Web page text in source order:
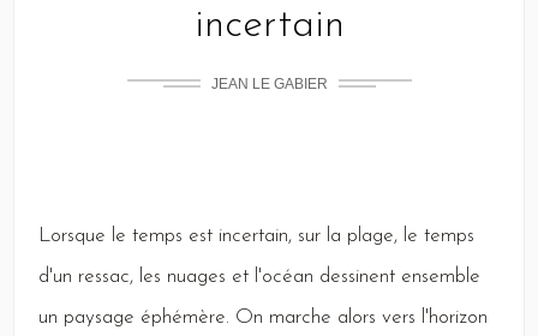
incertain
JEAN LE GABIER
Lorsque le temps est incertain, sur la plage, le temps
d'un ressac, les nuages et l'océan dessinent ensemble
un paysage éphémère. On marche alors vers l'horizon